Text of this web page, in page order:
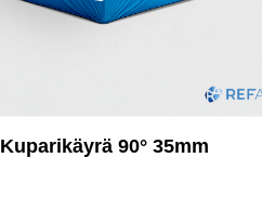
Kuparikäyrä 90° 35mm